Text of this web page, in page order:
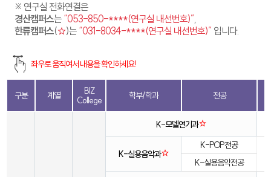
※ 연구실 전화연결은
경산캠퍼스는 “053-850-****(연구실 내선번호)”,
한류캠퍼스(☆)는 “031-8034-****(연구실 내선번호)” 입니다.
좌우로 움직여서 내용을 확인하세요!
구분 계열
BIZ
College
학부/학과 전공
K-모델연기과☆
K-실용음악과☆
K-POP전공
K-실용음악전공